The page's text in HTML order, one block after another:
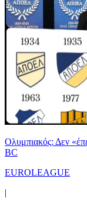
Ολυμπιακός: Δεν
BC
EUROLEAGUE
|